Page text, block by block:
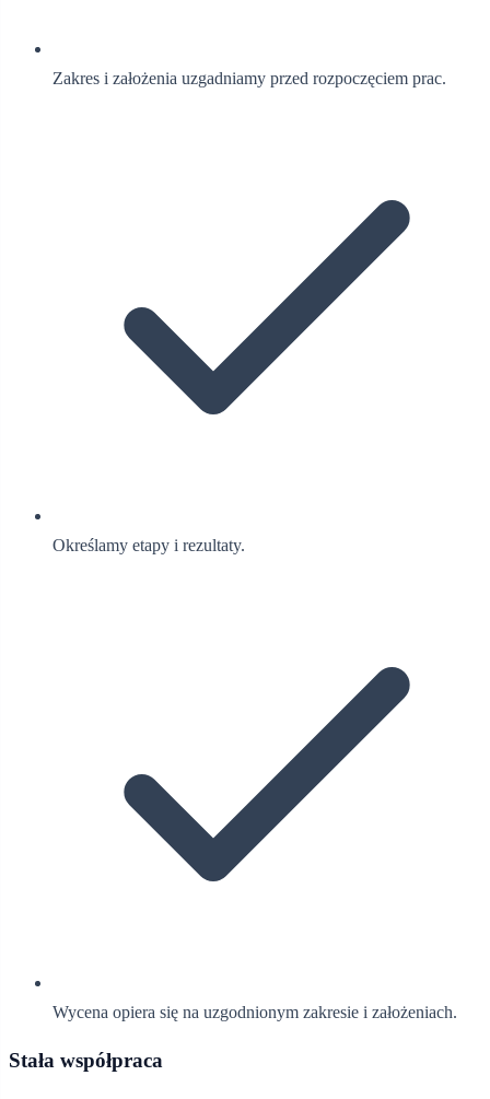
Zakres i założenia uzgadniamy przed rozpoczęciem prac.
Określamy etapy i rezultaty.
Wycena opiera się na uzgodnionym zakresie i założeniach.
Stała współpraca